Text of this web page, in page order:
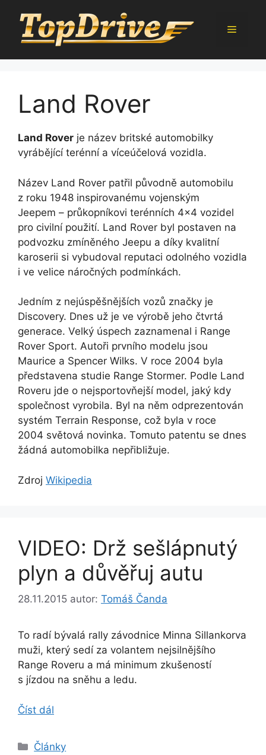
obsah
Menu
Land Rover
Land Rover je název britské automobilky
vyrábějící terénní a víceúčelová vozidla.
Název Land Rover patřil původně automobilu
z roku 1948 inspirovanému vojenským
Jeepem – průkopníkovi terénních 4×4 vozidel
pro civilní použití. Land Rover byl postaven na
podvozku zmíněného Jeepu a díky kvalitní
karoserii si vybudoval reputaci odolného vozidla
i ve velice náročných podmínkách.
Jedním z nejúspěšnějších vozů značky je
Discovery. Dnes už je ve výrobě jeho čtvrtá
generace. Velký úspech zaznamenal i Range
Rover Sport. Autoři prvního modelu jsou
Maurice a Spencer Wilks. V roce 2004 byla
představena studie Range Stormer. Podle Land
Roveru jde o nejsportovňejší model, jaký kdy
společnost vyrobila. Byl na něm odprezentován
systém Terrain Response, což byla v roce
2004 světová novinka. Tomuto patentu se dnes
žádná automobilka nepřibližuje.
Zdroj Wikipedia
VIDEO: Drž sešlápnutý
plyn a důvěřuj autu
28.11.2015 autor: Tomáš Čanda
To radí bývalá rally závodnice Minna Sillankorva
muži, který sedí za volantem nejsilnějšího
Range Roveru a má minimum zkušeností
s jízdou na sněhu a ledu.
Číst dál
Rubriky
Články